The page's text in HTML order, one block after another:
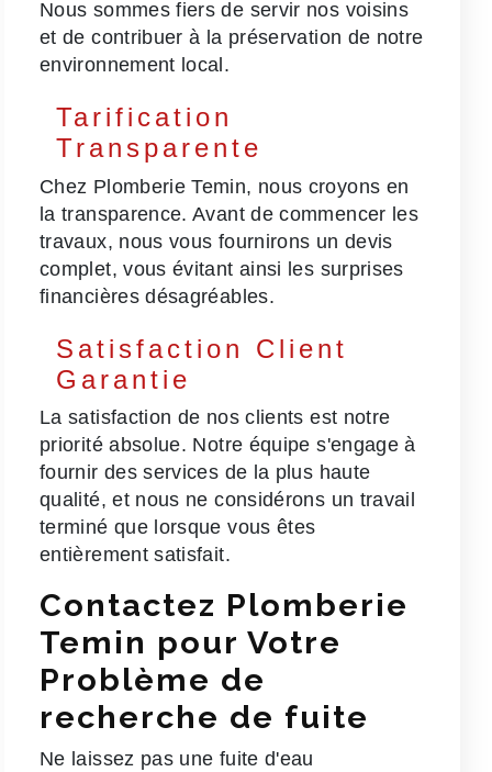
Nous sommes fiers de servir nos voisins
et de contribuer à la préservation de notre
environnement local.
Tarification
Transparente
Chez Plomberie Temin, nous croyons en
la transparence. Avant de commencer les
travaux, nous vous fournirons un devis
complet, vous évitant ainsi les surprises
financières désagréables.
Satisfaction Client
Garantie
La satisfaction de nos clients est notre
priorité absolue. Notre équipe s'engage à
fournir des services de la plus haute
qualité, et nous ne considérons un travail
terminé que lorsque vous êtes
entièrement satisfait.
Contactez Plomberie
Temin pour Votre
Problème de
recherche de fuite
Ne laissez pas une fuite d'eau